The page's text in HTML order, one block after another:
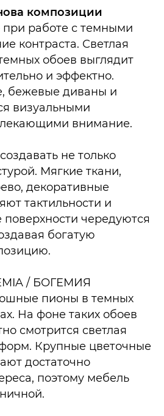
композиции
при работе с темными
контраста. Светлая
обоев выглядит
и эффектно.
бежевые диваны и
визуальными
внимание.
не только
Мягкие ткани,
декоративные
тактильности и
поверхности чередуются
богатую
/ БОГЕМИЯ
пионы в темных
На фоне таких обоев
смотрится светлая
Крупные цветочные
достаточно
поэтому мебель